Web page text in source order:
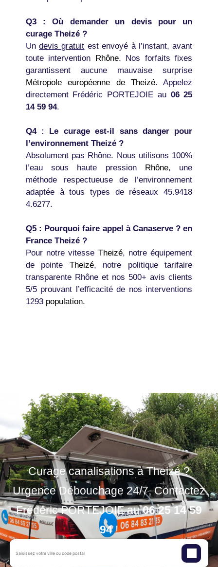
Q3 : Où demander un devis pour un
curage Theizé ?
Undevis gratuit est envoyé à l’instant, avant
toute intervention Rhône. Nos forfaits fixes
garantissent aucune mauvaise surprise
Métropole européenne de Theizé. Appelez
directement Frédéric PORTEJOIE au 06 25
14 59 94.
Q4 : Le curage est-il sans danger pour
l’environnement Theizé ?
Absolument pas Rhône. Nous utilisons 100%
l’eau sous haute pression Rhône, une
méthode respectueuse de l’environnement
adaptée à tous types de réseaux 45.9418
4.6277.
Q5 : Pourquoi faire appel à Canaserve ? en
France Theizé ?
Pour notre vitesse Theizé, notre équipement
de pointe Theizé, notre politique tarifaire
transparente Rhône et nos 500+ avis clients
5/5 prouvant l’efficacité de nos interventions
1293 population.
Curage canalisations à Theizé ?
Urgence Débouchage 24/7, Contactez
Frédéric PORTEJOIE au06 25 14 59
94!